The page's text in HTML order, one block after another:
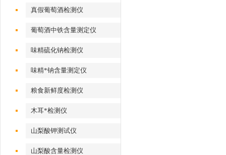
真假葡萄酒检测仪
葡萄酒中铁含量测定仪
味精硫化钠检测仪
味精*钠含量测定仪
粮食新鲜度检测仪
木耳*检测仪
山梨酸钾测试仪
山梨酸含量检测仪